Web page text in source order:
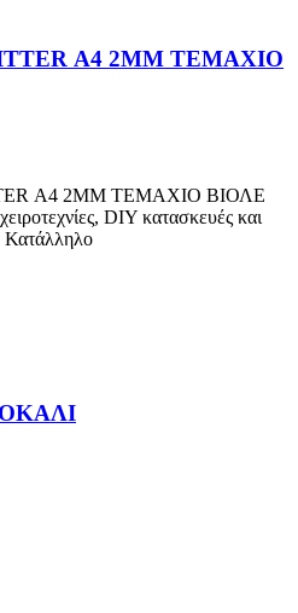
Α4 2MM ΤΕΜΑΧΙΟ
Α4 2MM ΤΕΜΑΧΙΟ ΒΙΟΛΕ
DIY κατασκευές και
Κατάλληλο